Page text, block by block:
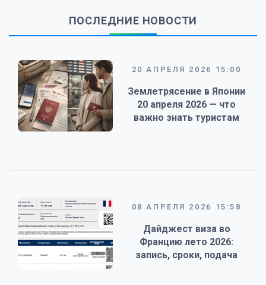
ПОСЛЕДНИЕ НОВОСТИ
20 АПРЕЛЯ 2026 15:00
Землетрясение в Японии
20 апреля 2026 — что
важно знать туристам
08 АПРЕЛЯ 2026 15:58
Дайджест виза во
Францию лето 2026:
запись, сроки, подача